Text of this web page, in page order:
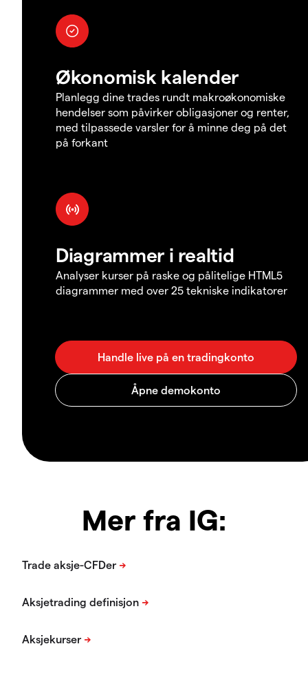
Økonomisk kalender
Planlegg dine trades rundt makroøkonomiske
hendelser som påvirker obligasjoner og renter,
med tilpassede varsler for å minne deg på det
på forkant
Diagrammer i realtid
Analyser kurser på raske og pålitelige HTML5
diagrammer med over 25 tekniske indikatorer
Mer fra IG: